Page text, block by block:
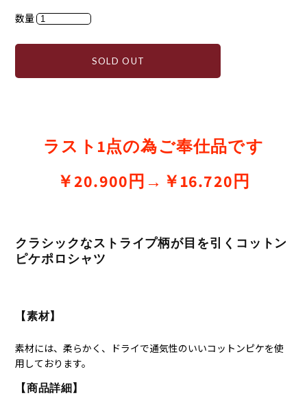
数量
SOLD OUT
ラスト1点の為ご奉仕品です
￥20.900円→￥16.720円
クラシックなストライプ柄が目を引くコットン
ピケポロシャツ
【素材】
素材には、柔らかく、
ドライで通気性のいいコットンピケを使
用しております。
【商品詳細】